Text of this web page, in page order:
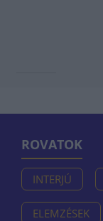
ROVATOK
INTERJÚ
ELEMZÉSEK